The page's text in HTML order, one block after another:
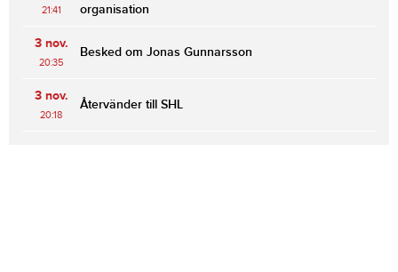
21:41
organisation
3 nov.
20:35
Besked om Jonas Gunnarsson
3 nov.
20:18
Återvänder till SHL